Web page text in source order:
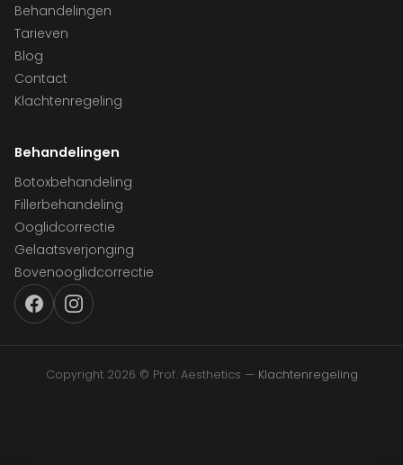
Behandelingen
Tarieven
Blog
Contact
Klachtenregeling
Behandelingen
Botoxbehandeling
Fillerbehandeling
Ooglidcorrectie
Gelaatsverjonging
Bovenooglidcorrectie
Copyright 2026 © Prof. Aesthetics — Klachtenregeling